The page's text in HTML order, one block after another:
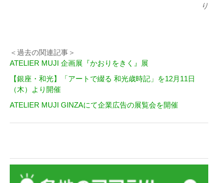
り
＜過去の関連記事＞
ATELIER MUJI 企画展『かおりをきく』展
【銀座・和光】「アートで綴る 和光歳時記」を12月11日
（木）より開催
ATELIER MUJI GINZAにて企業広告の展覧会を開催